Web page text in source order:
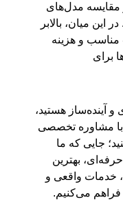
مقایسه مدل‌های
این میان، بالابر
مناسب و هزینه
برای
و آینده‌ساز هستید،
با مشاوره تخصصی
جایی که ما
بهترین
خدمات واقعی و
می‌کنیم.